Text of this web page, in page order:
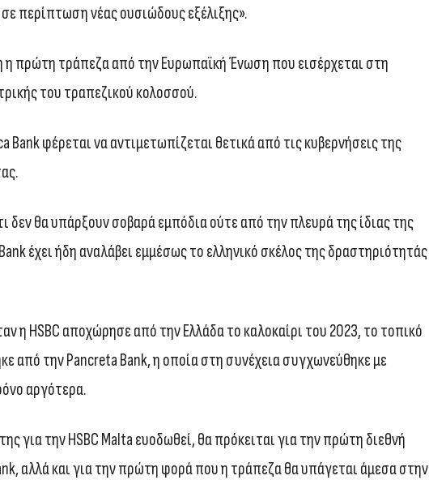
περίπτωση νέας ουσιώδους εξέλιξης».
η πρώτη τράπεζα από την Ευρωπαϊκή Ένωση που εισέρχεται στη
του τραπεζικού κολοσσού.
φέρεται να αντιμετωπίζεται θετικά από τις κυβερνήσεις της
δεν θα υπάρξουν σοβαρά εμπόδια ούτε από την πλευρά της ίδιας της
έχει ήδη αναλάβει εμμέσως το ελληνικό σκέλος της δραστηριότητάς
η HSBC αποχώρησε από την Ελλάδα το καλοκαίρι του 2023, το τοπικό
από την Pancreta Bank, η οποία στη συνέχεια συγχωνεύθηκε με
αργότερα.
για την HSBC Malta ευοδωθεί, θα πρόκειται για την πρώτη διεθνή
αλλά και για την πρώτη φορά που η τράπεζα θα υπάγεται άμεσα στην